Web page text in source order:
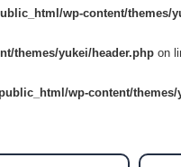
wp-content/themes/
themes/yukei/header.php on
wp-content/themes/